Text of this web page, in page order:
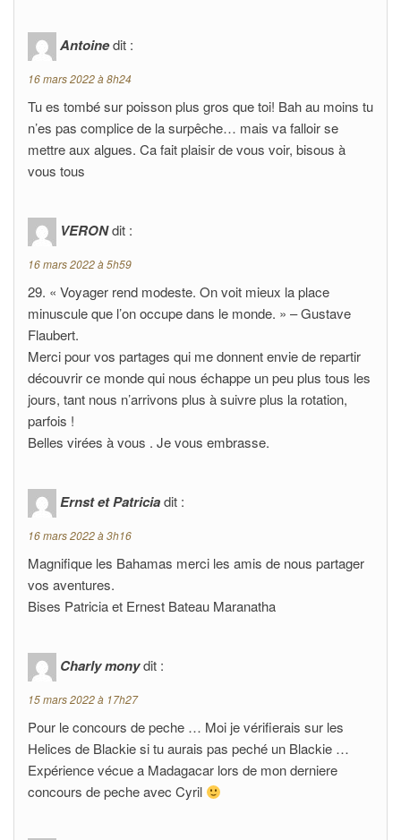
Antoinedit :
16 mars 2022 à 8h24
Tu es tombé sur poisson plus gros que toi! Bah au moins tu
n’es pas complice de la surpêche… mais va falloir se
mettre aux algues. Ca fait plaisir de vous voir, bisous à
vous tous
VERONdit :
16 mars 2022 à 5h59
29. « Voyager rend modeste. On voit mieux la place
minuscule que l’on occupe dans le monde. » – Gustave
Flaubert.
Merci pour vos partages qui me donnent envie de repartir
découvrir ce monde qui nous échappe un peu plus tous les
jours, tant nous n’arrivons plus à suivre plus la rotation,
parfois !
Belles virées à vous . Je vous embrasse.
Ernst et Patriciadit :
16 mars 2022 à 3h16
Magnifique les Bahamas merci les amis de nous partager
vos aventures.
Bises Patricia et Ernest Bateau Maranatha
Charly monydit :
15 mars 2022 à 17h27
Pour le concours de peche … Moi je vérifierais sur les
Helices de Blackie si tu aurais pas peché un Blackie …
Expérience vécue a Madagacar lors de mon derniere
concours de peche avec Cyril